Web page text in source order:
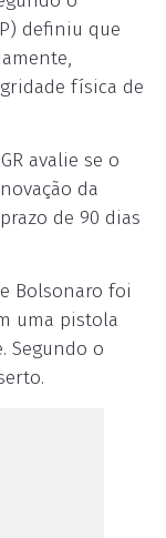
definiu que
física de
avalie se o
da
de 90 dias
Bolsonaro foi
uma pistola
Segundo o